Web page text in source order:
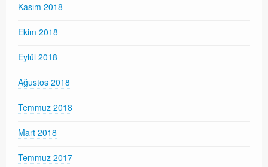
Kasım 2018
Ekim 2018
Eylül 2018
Ağustos 2018
Temmuz 2018
Mart 2018
Temmuz 2017